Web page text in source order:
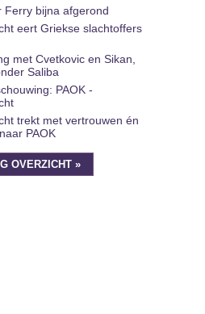
Ferry bijna afgerond
eert Griekse slachtoffers
met Cvetkovic en Sikan,
Saliba
PAOK -
trekt met vertrouwen én
PAOK
OVERZICHT »